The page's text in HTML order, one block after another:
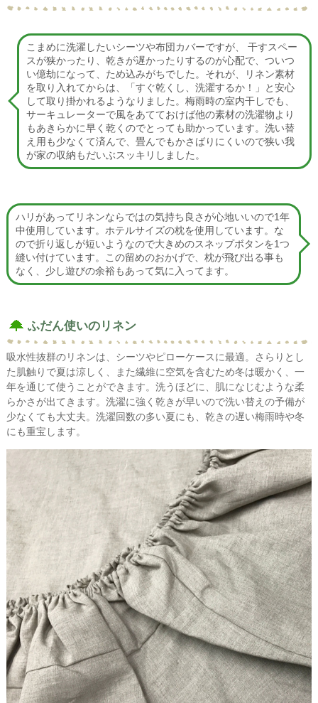
こまめに洗濯したいシーツや布団カバーですが、 干すスペー
スが狭かったり、乾きが遅かったりするのが心配で、ついつ
い億劫になって、ため込みがちでした。それが、リネン素材
を取り入れてからは、「すぐ乾くし、洗濯するか！」と安心
して取り掛かれるようなりました。梅雨時の室内干しでも、
サーキュレーターで風をあてておけば他の素材の洗濯物より
もあきらかに早く乾くのでとっても助かっています。洗い替
え用も少なくて済んで、畳んでもかさばりにくいので狭い我
が家の収納もだいぶスッキリしました。
ハリがあってリネンならではの気持ち良さが心地いいので1年
中使用しています。ホテルサイズの枕を使用しています。な
ので折り返しが短いようなので大きめのスネップボタンを1つ
縫い付けています。この留めのおかげで、枕が飛び出る事も
なく、少し遊びの余裕もあって気に入ってます。
ふだん使いのリネン
吸水性抜群のリネンは、シーツやピローケースに最適。さらりとし
た肌触りで夏は涼しく、また繊維に空気を含むため冬は暖かく、一
年を通じて使うことができます。洗うほどに、肌になじむような柔
らかさが出てきます。洗濯に強く乾きが早いので洗い替えの予備が
少なくても大丈夫。洗濯回数の多い夏にも、乾きの遅い梅雨時や冬
にも重宝します。